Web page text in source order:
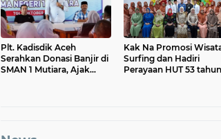
Plt. Kadisdik Aceh
Serahkan Donasi Banjir di
SMAN 1 Mutiara, Ajak
Kak Na Promosi
Surfing dan Hadiri
Perayaan HUT 53 tahun